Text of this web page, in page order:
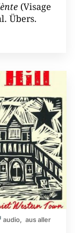
(Visage
Übers.
audio
aus aller